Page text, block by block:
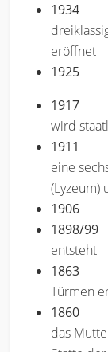
1934
eröffnet
1925
1917
wird
1911
eine
(Lyzeum)
1906
1898/99
entsteht
1863
Türmen
1860
das